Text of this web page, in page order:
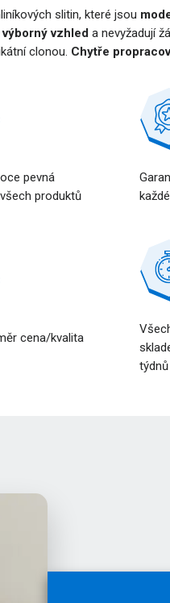
slitin, které jsou
výborný vzhled a nevyžadují
clonou. Chytře
pevná
produktů
cena/kvalita
týdnů